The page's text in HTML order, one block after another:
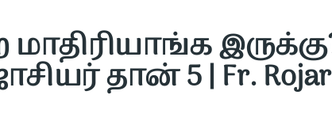
தான் 5 | Fr.